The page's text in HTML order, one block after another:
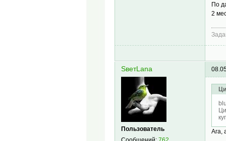
По
2
SветLana
Пользователь
Ага,